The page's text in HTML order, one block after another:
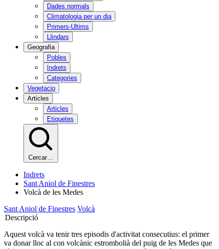
Dades normals
Climatologia per un dia
Primers-Ultims
Llindars
Geografia
Pobles
Indrets
Categories
Vegetacio
Articles
Articles
Etiquetes
Cercar…
Indrets
Sant Aniol de Finestres
Volcà de les Medes
Sant Aniol de Finestres Volcà
Descripció
Aquest volcà va tenir tres episodis d'activitat consecutius: el primer
va donar lloc al con volcànic estrombolià del puig de les Medes que